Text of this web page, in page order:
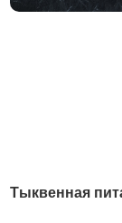
Тыквенная